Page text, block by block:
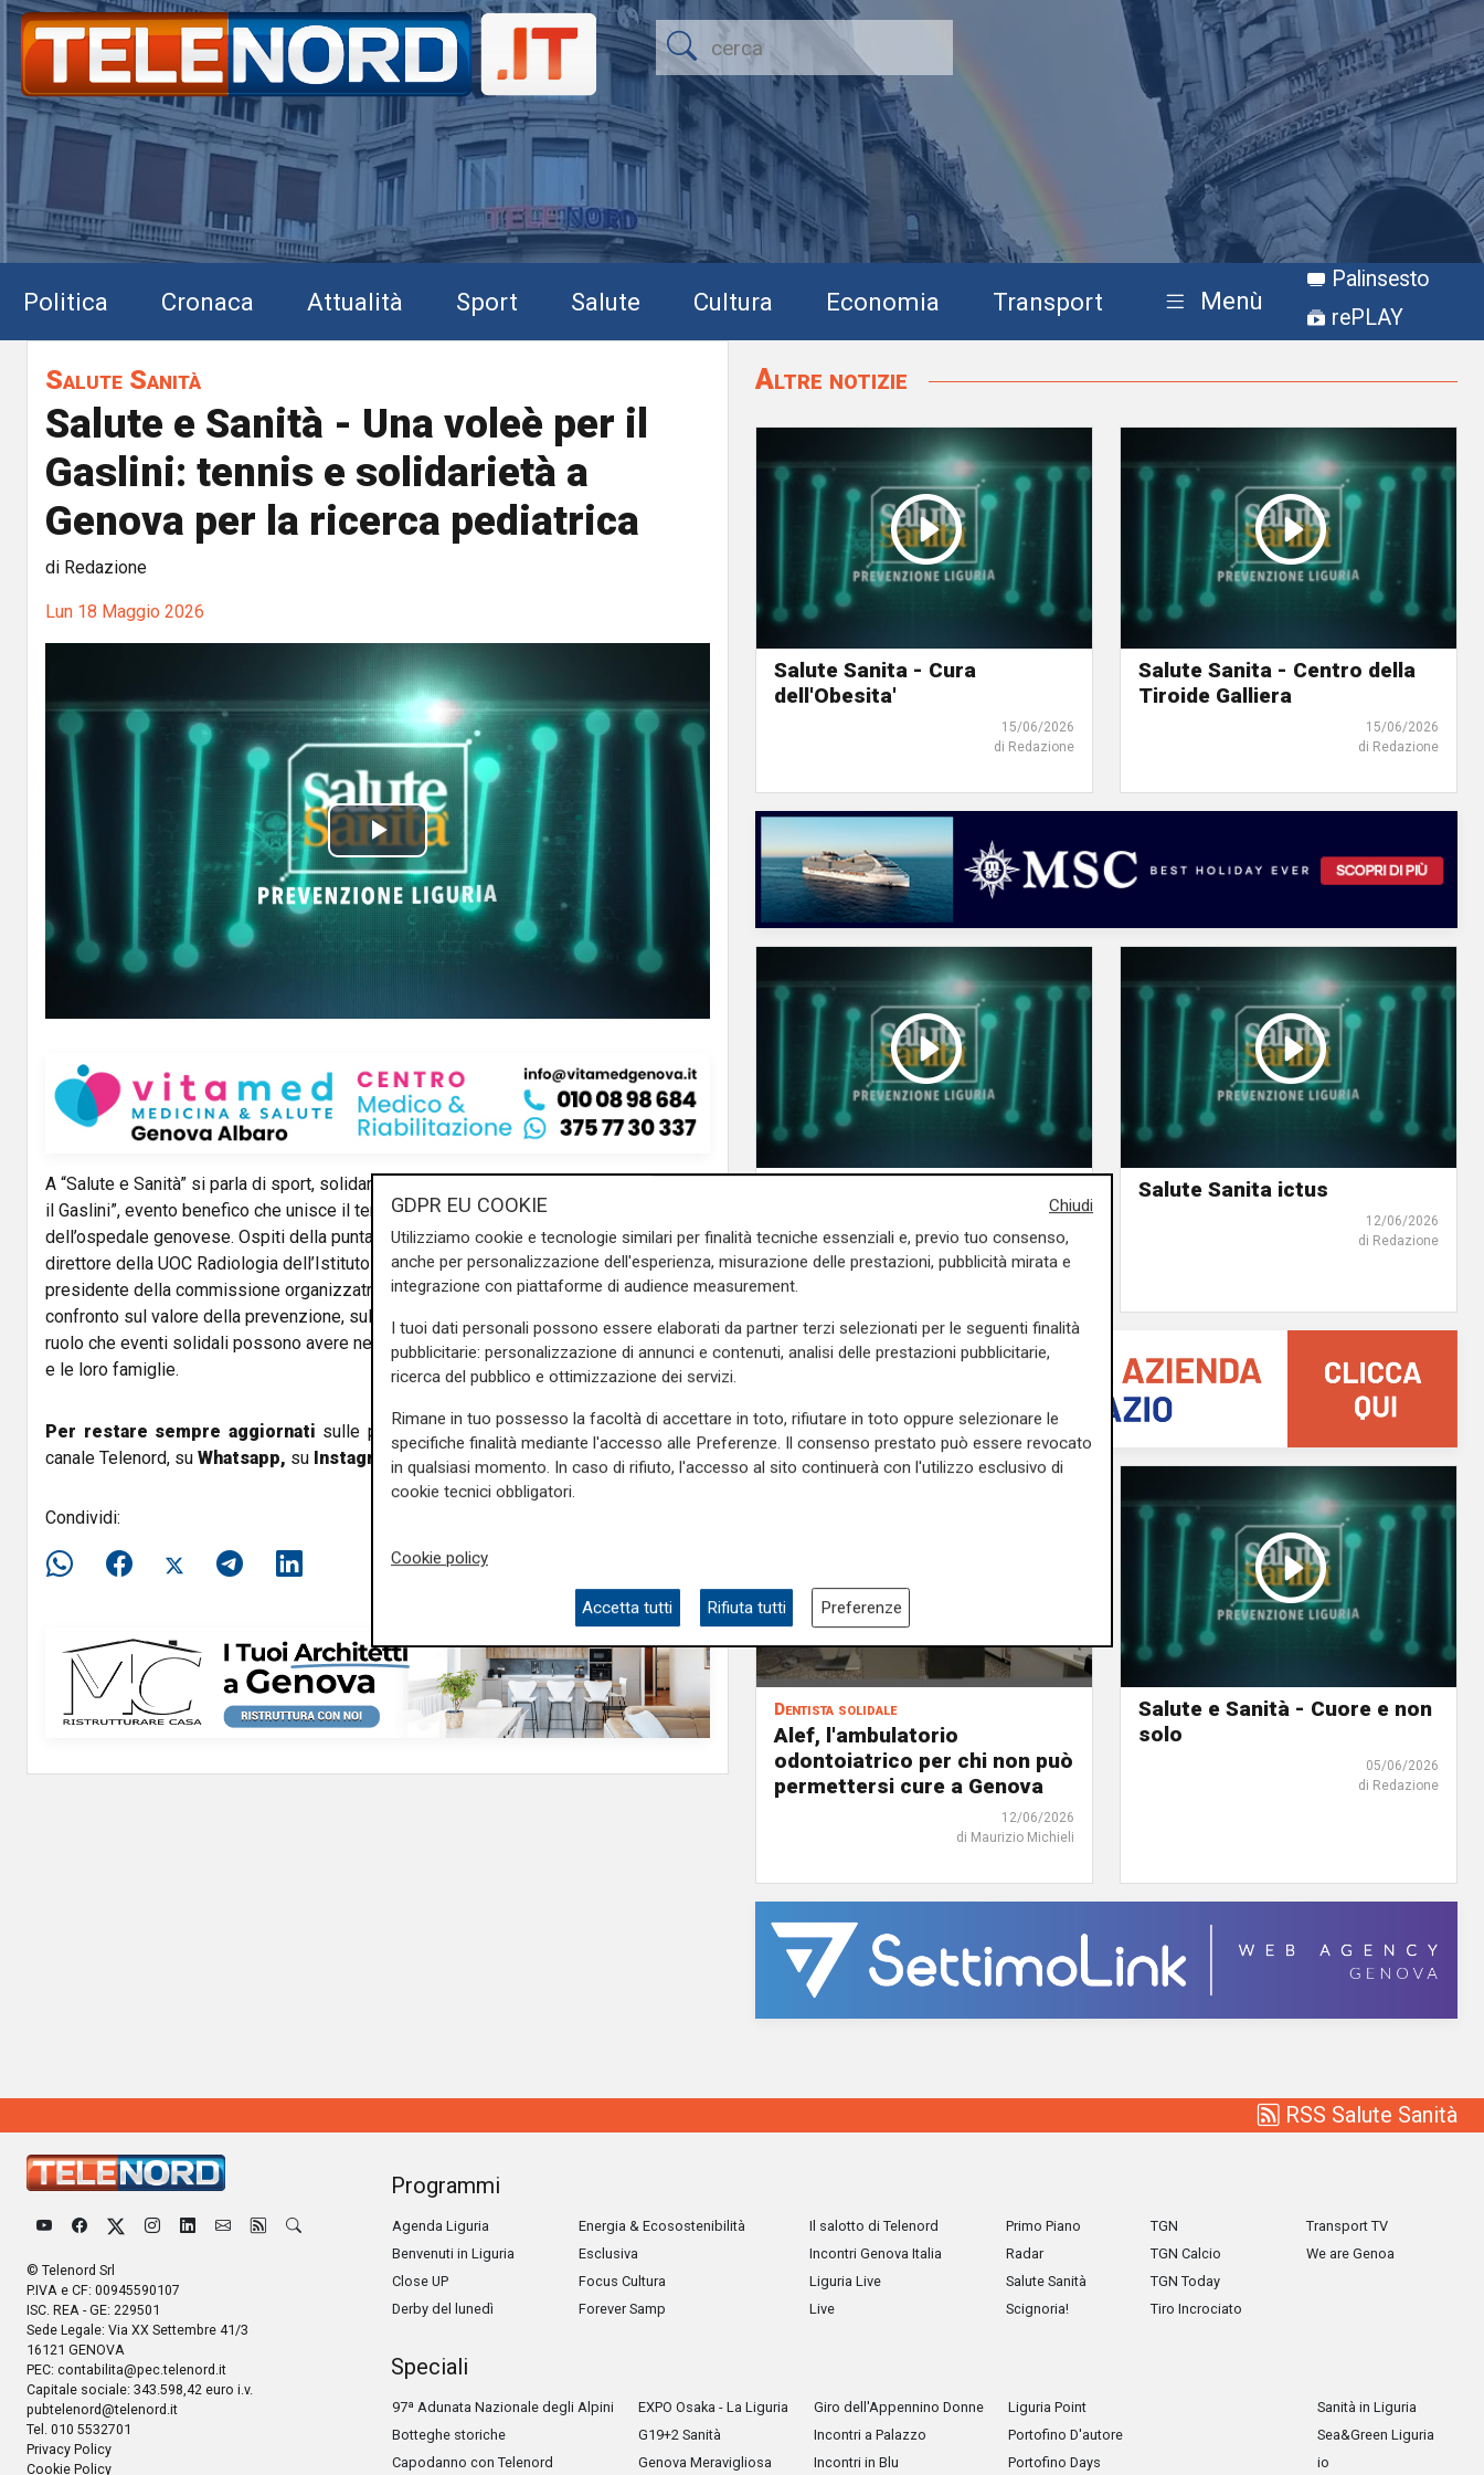
Politica Cronaca Attualità Sport Salute Cultura Economia Transport Menù
Palinsesto
rePLAY
Salute Sanità
Salute e Sanità - Una voleè per il
Gaslini: tennis e solidarietà a
Genova per la ricerca pediatrica
di Redazione
Lun 18 Maggio 2026
P
l
i
e
o
A “Salute e Sanità” si parla di sport, solidarietà e ricerca con l’iniziativa “Una volée per
il Gaslini”, evento benefico che unisce il tennis al sostegno dell’attività pediatrica
dell’ospedale genovese. Ospiti della puntata saranno Maria Beatrice Damasio,
direttore della UOC Radiologia dell’Istituto Giannina Gaslini, e Federico Bertocchi,
presidente della commissione organizzatrice Rotaract Genova Nord Ovest. Un
confronto sul valore della prevenzione, sull’importanza della ricerca pediatrica e sul
ruolo che eventi solidali possono avere nel sostenere concretamente i piccoli pazienti
e le loro famiglie.
Per restare sempre aggiornati sulle principali notizie sulla Liguria seguiteci sul
canale Telenord, su Whatsapp, su Instagram , Youtube e su Facebook
Condividi:
Altre notizie
Salute Sanita - Cura
dell'Obesita'
15/06/2026
di Redazione
Salute Sanita - Centro della
Tiroide Galliera
15/06/2026
di Redazione
15/06/2026
di Redazione
Salute Sanita ictus
12/06/2026
di Redazione
Dentista solidale
Alef, l'ambulatorio
odontoiatrico per chi non può
permettersi cure a Genova
12/06/2026
di Maurizio Michieli
Salute e Sanità - Cuore e non
solo
05/06/2026
di Redazione
RSS Salute Sanità
© Telenord Srl
P.IVA e CF: 00945590107
ISC. REA - GE: 229501
Sede Legale: Via XX Settembre 41/3
16121 GENOVA
PEC: contabilita@pec.telenord.it
Capitale sociale: 343.598,42 euro i.v.
pubtelenord@telenord.it
Tel. 010 5532701
Privacy Policy
Cookie Policy
Programmi
Agenda Liguria
Benvenuti in Liguria
Close UP
Derby del lunedì
Energia & Ecosostenibilità
Esclusiva
Focus Cultura
Forever Samp
Il salotto di Telenord
Incontri Genova Italia
Liguria Live
Live
Primo Piano
Radar
Salute Sanità
Scignoria!
TGN
TGN Calcio
TGN Today
Tiro Incrociato
Transport TV
We are Genoa
Speciali
97ª Adunata Nazionale degli Alpini
Botteghe storiche
Capodanno con Telenord
EXPO Osaka - La Liguria
G19+2 Sanità
Genova Meravigliosa
Giro dell'Appennino Donne
Incontri a Palazzo
Incontri in Blu
Liguria Point
Portofino D'autore
Portofino Days
Sanità in Liguria
Sea&Green Liguria
io
Chiudi
GDPR EU COOKIE
Utilizziamo cookie e tecnologie similari per finalità tecniche essenziali e, previo tuo consenso,
anche per personalizzazione dell'esperienza, misurazione delle prestazioni, pubblicità mirata e
integrazione con piattaforme di audience measurement.
I tuoi dati personali possono essere elaborati da partner terzi selezionati per le seguenti finalità
pubblicitarie: personalizzazione di annunci e contenuti, analisi delle prestazioni pubblicitarie,
ricerca del pubblico e ottimizzazione dei servizi.
Rimane in tuo possesso la facoltà di accettare in toto, rifiutare in toto oppure selezionare le
specifiche finalità mediante l'accesso alle Preferenze. Il consenso prestato può essere revocato
in qualsiasi momento. In caso di rifiuto, l'accesso al sito continuerà con l'utilizzo esclusivo di
cookie tecnici obbligatori.
Cookie policy
Accetta tutti Rifiuta tutti Preferenze